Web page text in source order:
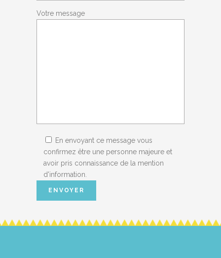
Votre message
En envoyant ce message vous
confirmez être une personne majeure et
avoir pris connaissance de la mention
d'information.